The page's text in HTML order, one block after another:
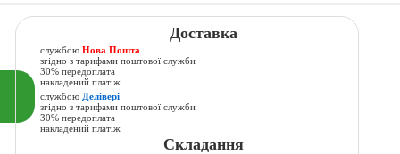
Доставка
службою Нова Пошта
згідно з тарифами поштової служби
30% передоплата
накладений платіж
службою Делівері
згідно з тарифами поштової служби
30% передоплата
накладений платіж
Складання